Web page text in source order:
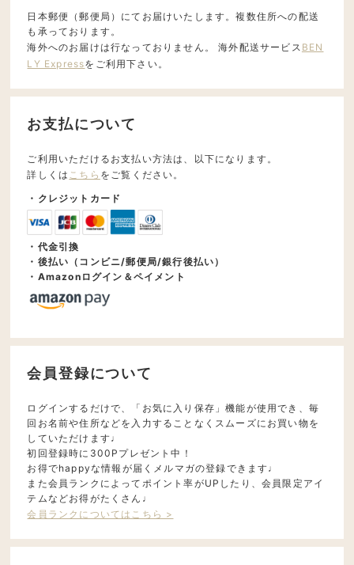
日本郵便（郵便局）にてお届けいたします。複数住所への配送
も承っております。
海外へのお届けは行なっておりません。 海外配送サービス BEN
LY Expressをご利用下さい。
お支払について
ご利用いただけるお支払い方法は、以下になります。
詳しくは こちら をご覧ください。
・クレジットカード
・代金引換
・後払い（コンビニ/郵便局/銀行後払い）
・Amazonログイン＆ペイメント
会員登録について
ログインするだけで、「お気に入り保存」機能が使用でき、毎
回お名前や住所などを入力することなくスムーズにお買い物を
していただけます♩
初回登録時に300Pプレゼント中！
お得でhappyな情報が届くメルマガの登録できます♩
また会員ランクによってポイント率がUPしたり、会員限定アイ
テムなどお得がたくさん♩
会員ランクについてはこちら >